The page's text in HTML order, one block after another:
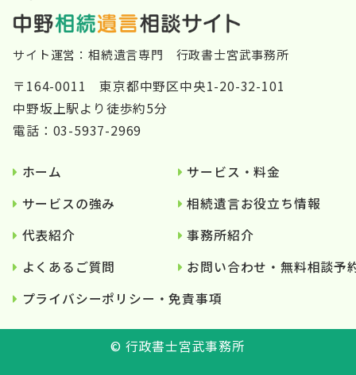
〒164-0011 東京都中野区中央1-20-32-101
中野坂上駅より徒歩約5分
電話：03-5937-2969
ホーム
サービス・料金
サービスの強み
相続遺言お役立ち情報
代表紹介
事務所紹介
よくあるご質問
お問い合わせ・無料相談予
プライバシーポリシー・免責事項
©︎ 行政書士宮武事務所